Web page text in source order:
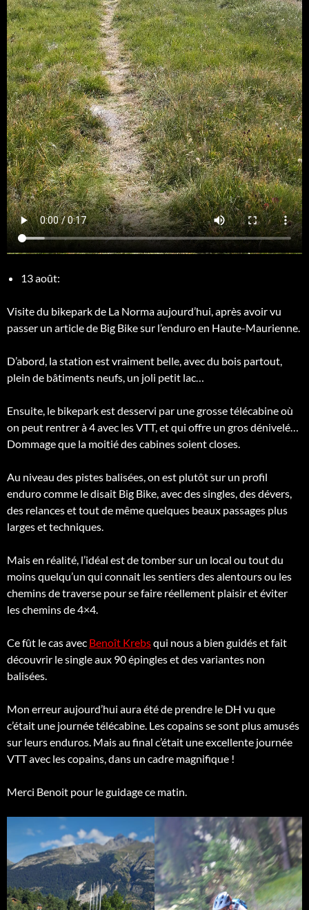
13 août:
Visite du bikepark de La Norma aujourd’hui, après avoir vu
passer un article de Big Bike sur l’enduro en Haute-Maurienne.
D’abord, la station est vraiment belle, avec du bois partout,
plein de bâtiments neufs, un joli petit lac…
Ensuite, le bikepark est desservi par une grosse télécabine où
on peut rentrer à 4 avec les VTT, et qui offre un gros dénivelé…
Dommage que la moitié des cabines soient closes.
Au niveau des pistes balisées, on est plutôt sur un profil
enduro comme le disait Big Bike, avec des singles, des dévers,
des relances et tout de même quelques beaux passages plus
larges et techniques.
Mais en réalité, l’idéal est de tomber sur un local ou tout du
moins quelqu’un qui connait les sentiers des alentours ou les
chemins de traverse pour se faire réellement plaisir et éviter
les chemins de 4×4.
Ce fût le cas avec Benoît Krebsqui nous a bien guidés et fait
découvrir le single aux 90 épingles et des variantes non
balisées.
Mon erreur aujourd’hui aura été de prendre le DH vu que
c’était une journée télécabine. Les copains se sont plus amusés
sur leurs enduros. Mais au final c’était une excellente journée
VTT avec les copains, dans un cadre magnifique !
Merci Benoit pour le guidage ce matin.